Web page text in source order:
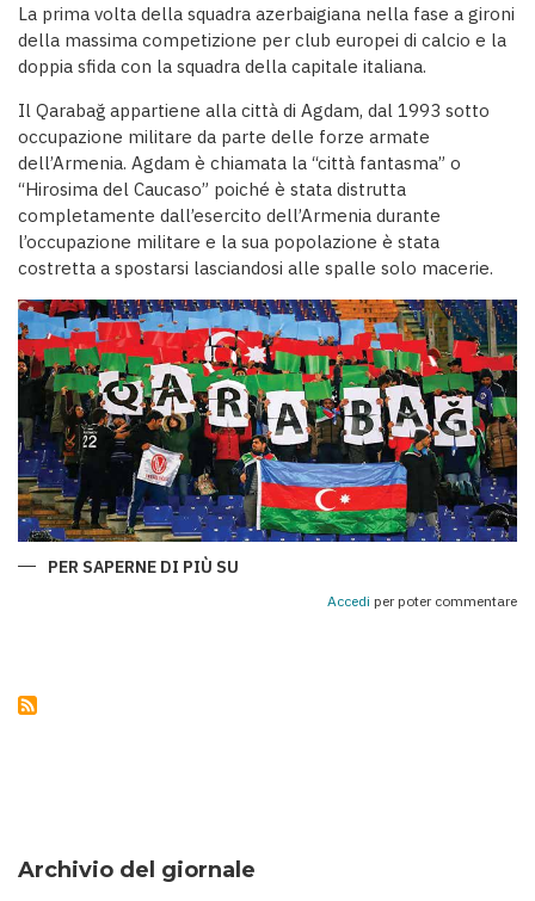
La prima volta della squadra azerbaigiana nella fase a gironi
della massima competizione per club europei di calcio e la
doppia sfida con la squadra della capitale italiana.
Il Qarabağ appartiene alla città di Agdam, dal 1993 sotto
occupazione militare da parte delle forze armate
dell’Armenia. Agdam è chiamata la “città fantasma” o
“Hirosima del Caucaso” poiché è stata distrutta
completamente dall’esercito dell’Armenia durante
l’occupazione militare e la sua popolazione è stata
costretta a spostarsi lasciandosi alle spalle solo macerie.
PER SAPERNE DI PIÙ SU
Accedi per poter commentare
Archivio del giornale